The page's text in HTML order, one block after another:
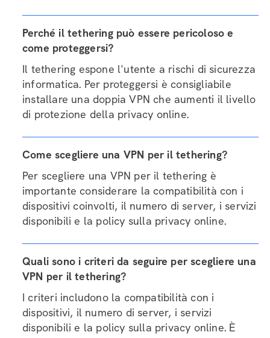
Perché il tethering può essere pericoloso e
come proteggersi?
Il tethering espone l'utente a rischi di sicurezza
informatica. Per proteggersi è consigliabile
installare una doppia VPN che aumenti il livello
di protezione della privacy online.
Come scegliere una VPN per il tethering?
Per scegliere una VPN per il tethering è
importante considerare la compatibilità con i
dispositivi coinvolti, il numero di server, i servizi
disponibili e la policy sulla privacy online.
Quali sono i criteri da seguire per scegliere una
VPN per il tethering?
I criteri includono la compatibilità con i
dispositivi, il numero di server, i servizi
disponibili e la policy sulla privacy online. È